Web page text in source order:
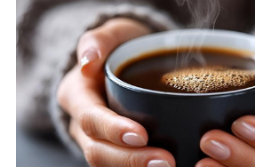
diente natural? El